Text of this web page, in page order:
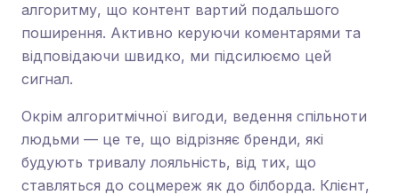
алгоритму, що контент вартий подальшого
поширення. Активно керуючи коментарями та
відповідаючи швидко, ми підсилюємо цей
сигнал.
Окрім алгоритмічної вигоди, ведення спільноти
людьми — це те, що відрізняє бренди, які
будують тривалу лояльність, від тих, що
ставляться до соцмереж як до білборда. Клієнт,